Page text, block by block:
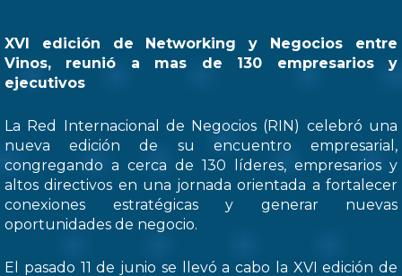
XVI edición de Networking y Negocios entre
Vinos, reunió a mas de 130 empresarios y
ejecutivos
La Red Internacional de Negocios (RIN) celebró una
nueva edición de su encuentro empresarial,
congregando a cerca de 130 líderes, empresarios y
altos directivos en una jornada orientada a fortalecer
conexiones estratégicas y generar nuevas
oportunidades de negocio.
El pasado 11 de junio se llevó a cabo la XVI edición de